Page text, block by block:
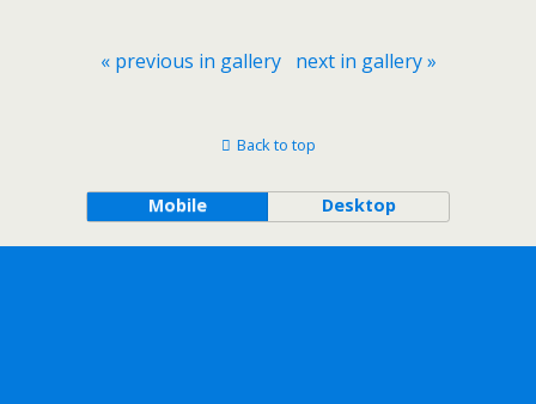
« previous in gallery next in gallery »
Back to top
Mobile Desktop